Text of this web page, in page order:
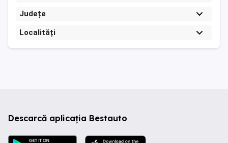
Județe
Localități
Descarcă aplicația Bestauto